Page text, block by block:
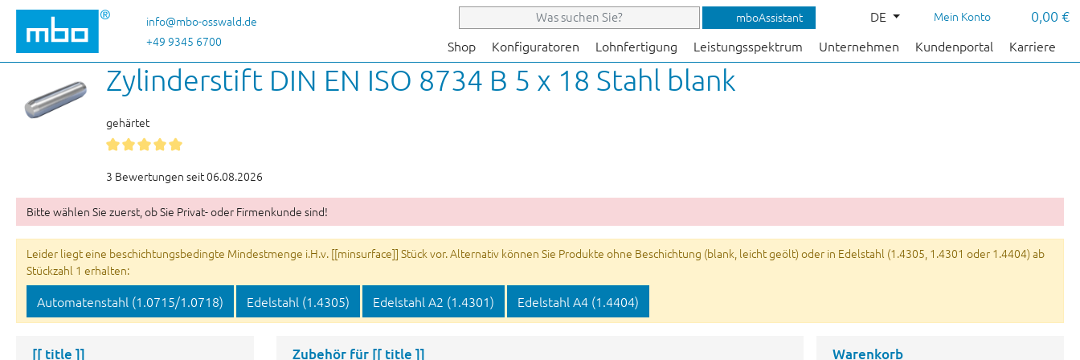
Hauptinhalt springen
Zur Suche springen
Zur Hauptnavigation springeninfo@mbo-osswald.de
+49 9345 6700
mboAssistant DE Mein Konto 0,00 €
Shop Konfiguratoren Lohnfertigung Leistungsspektrum Unternehmen Kundenportal Karriere
Zylinderstift DIN EN ISO 8734 B 5 x 18 Stahl blank
gehärtet
3 Bewertungen seit 06.08.2026
Bitte wählen Sie zuerst, ob Sie Privat- oder Firmenkunde sind!
Leider liegt eine beschichtungsbedingte Mindestmenge i.H.v. [[minsurface]] Stück vor. Alternativ können Sie Produkte ohne Beschichtung (blank, leicht geölt) oder in Edelstahl (1.4305, 1.4301 oder 1.4404) ab
Stückzahl 1 erhalten:
Automatenstahl (1.0715/1.0718) Edelstahl (1.4305) Edelstahl A2 (1.4301) Edelstahl A4 (1.4404)
[[ title ]] Zubehör für [[ title ]] Warenkorb